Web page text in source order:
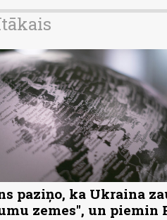
paziņo, ka Ukraina
zemes", un piemin